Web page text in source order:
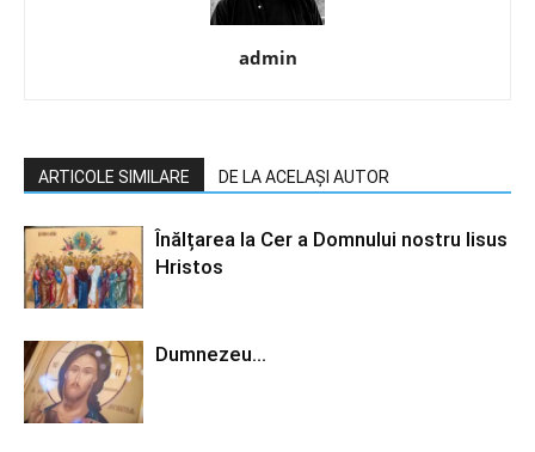
admin
ARTICOLE SIMILARE DE LA ACELAȘI AUTOR
Înălțarea la Cer a Domnului nostru Iisus
Hristos
Dumnezeu…